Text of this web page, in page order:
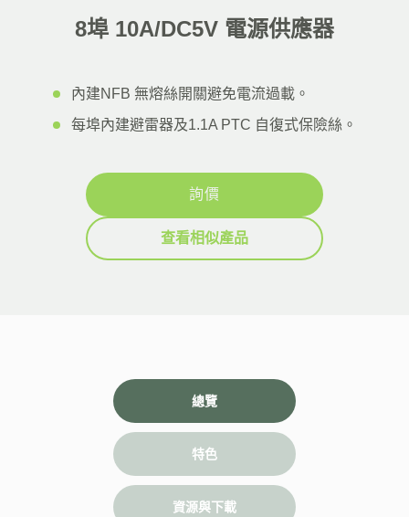
8埠 10A/DC5V 電源供應器
內建NFB 無熔絲開關避免電流過載。
每埠內建避雷器及1.1A PTC 自復式保險絲。
詢價
查看相似產品
總覽
特色
資源與下載